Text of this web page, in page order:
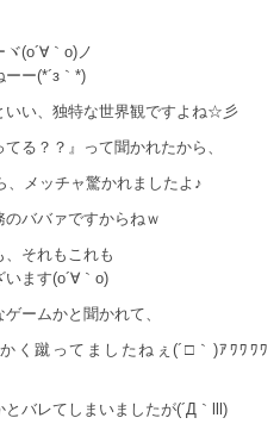
(o´∀｀o)ノ
ー(*´з｀*)
いい、独特な世界観ですよね☆彡
る？？』って聞かれたから、
、メッチャ驚かれましたよ♪
ババァですからねｗ
、それもこれも
ます(o´∀｀o)
ームかと聞かれて、
く蹴ってましたねぇ(´□｀)ｱﾜﾜﾜﾜ
バレてしまいましたが(´Д｀lll)